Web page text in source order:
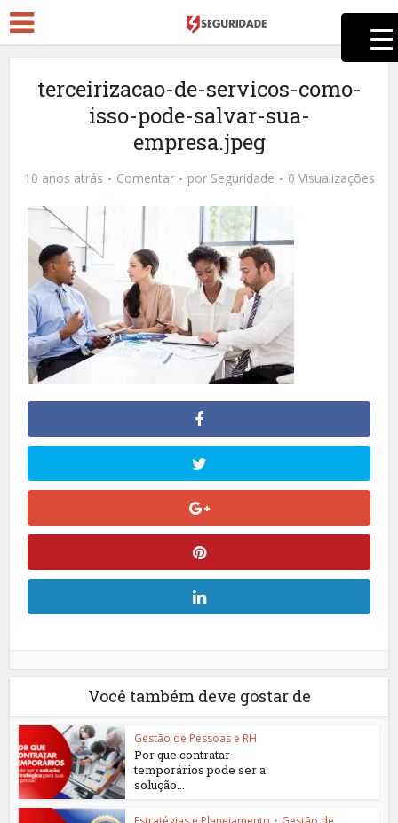
terceirizacao-de-servicos-como-
isso-pode-salvar-sua-
empresa.jpeg
10 anos atrás Comentar por Seguridade 0 Visualizações
Você também deve gostar de
Gestão de Pessoas e RH
Por que contratar
temporários pode ser a
solução...